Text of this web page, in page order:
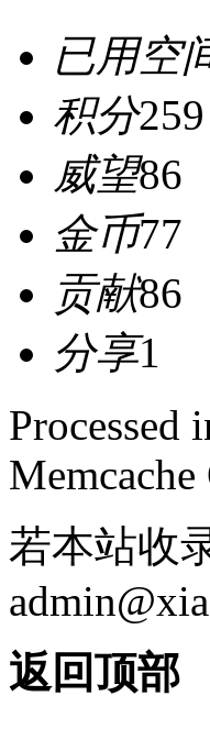
已用空
积分259
威望86
金币77
贡献86
分享1
Processed
Memcache
若本站收
返回顶部